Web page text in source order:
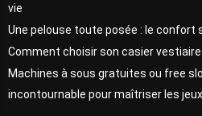
vie
Une pelouse toute posée : le confort
Comment choisir son casier
Machines à sous gratuites ou free
incontournable pour maîtriser les